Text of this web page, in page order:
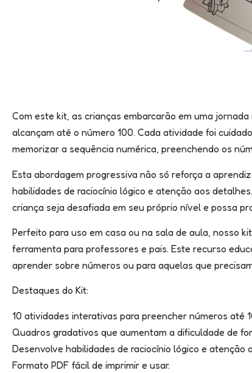
Com este kit, as crianças embarcarão em uma
alcançam até o número 100. Cada atividade foi
memorizar a sequência numérica, preenchendo os
Esta abordagem progressiva não só reforça a
habilidades de raciocínio lógico e atenção aos
criança seja desafiada em seu próprio nível e possa
Perfeito para uso em casa ou na sala de aula, nosso
ferramenta para professores e pais. Este recurso
aprender sobre números ou para aquelas que
Destaques do Kit:
10 atividades interativas para preencher números até
Quadros gradativos que aumentam a dificuldade de
Desenvolve habilidades de raciocínio lógico e atenção
Formato PDF fácil de imprimir e usar.